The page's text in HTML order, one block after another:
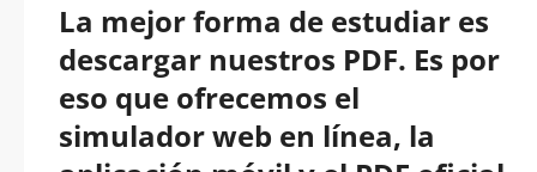
La mejor forma de estudiar es
descargar nuestros PDF. Es por
eso que ofrecemos el
simulador web en línea, la